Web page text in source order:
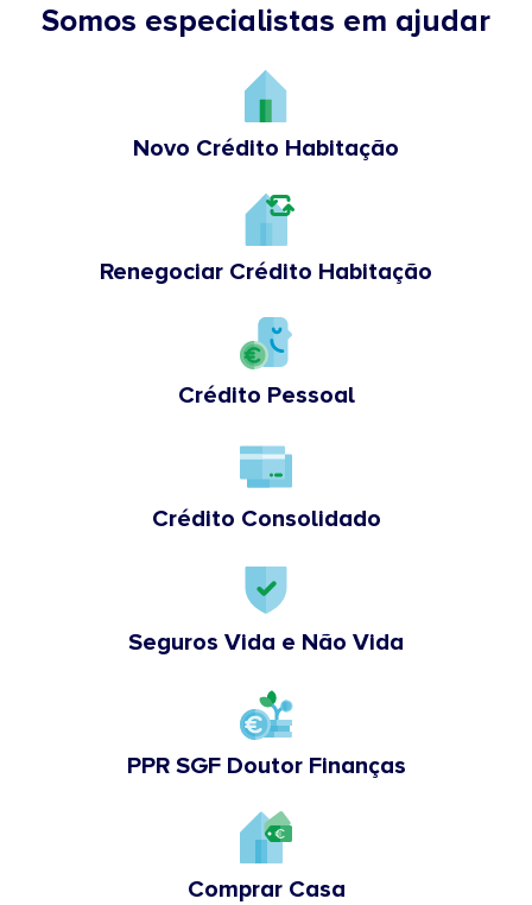
Somos especialistas em ajudar
Novo Crédito Habitação
Renegociar Crédito Habitação
Crédito Pessoal
Crédito Consolidado
Seguros Vida e Não Vida
PPR SGF Doutor Finanças
Comprar Casa